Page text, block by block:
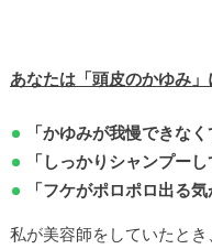
あなたは「頭皮のかゆみ
「かゆみが我慢できな
「しっかりシャンプー
「フケがポロポロ出る気
私が美容師をしていたとき